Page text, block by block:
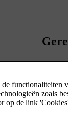
Volvo
van